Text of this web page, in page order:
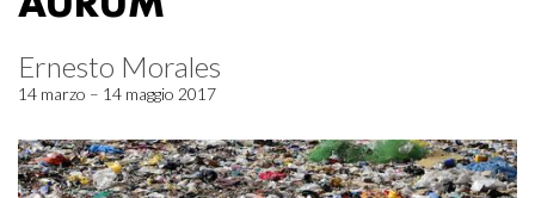
Ernesto Morales
14 marzo – 14 maggio 2017